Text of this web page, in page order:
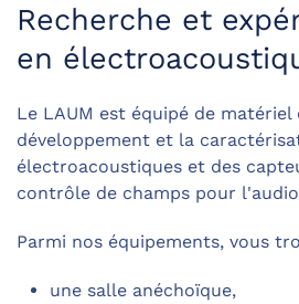
Recherche et
en
Le LAUM est équipé de
développement et la
électroacoustiques et des
contrôle de champs pour
Parmi nos équipements, vous
une salle anéchoïque,